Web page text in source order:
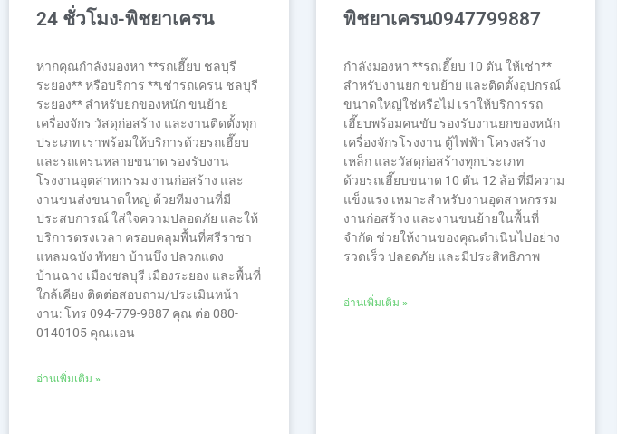
24 ชั่วโมง-พิชยาเครน
หากคุณกำลังมองหา **รถเฮี๊ยบ ชลบุรี
ระยอง** หรือบริการ **เช่ารถเครน ชลบุรี
ระยอง** สำหรับยกของหนัก ขนย้าย
เครื่องจักร วัสดุก่อสร้าง และงานติดตั้งทุก
ประเภท เราพร้อมให้บริการด้วยรถเฮี๊ยบ
และรถเครนหลายขนาด รองรับงาน
โรงงานอุตสาหกรรม งานก่อสร้าง และ
งานขนส่งขนาดใหญ่ ด้วยทีมงานที่มี
ประสบการณ์ ใส่ใจความปลอดภัย และให้
บริการตรงเวลา ครอบคลุมพื้นที่ศรีราชา
แหลมฉบัง พัทยา บ้านบึง ปลวกแดง
บ้านฉาง เมืองชลบุรี เมืองระยอง และพื้นที่
ใกล้เคียง ติดต่อสอบถาม/ประเมินหน้า
งาน: โทร 094-779-9887 คุณ ต่อ 080-
0140105 คุณเเอน
อ่านเพิ่มเติม »
พิชยาเครน0947799887
กำลังมองหา **รถเฮี๊ยบ 10 ตัน ให้เช่า**
สำหรับงานยก ขนย้าย และติดตั้งอุปกรณ์
ขนาดใหญ่ใช่หรือไม่ เราให้บริการรถ
เฮี๊ยบพร้อมคนขับ รองรับงานยกของหนัก
เครื่องจักรโรงงาน ตู้ไฟฟ้า โครงสร้าง
เหล็ก และวัสดุก่อสร้างทุกประเภท
ด้วยรถเฮี๊ยบขนาด 10 ตัน 12 ล้อ ที่มีความ
แข็งแรง เหมาะสำหรับงานอุตสาหกรรม
งานก่อสร้าง และงานขนย้ายในพื้นที่
จำกัด ช่วยให้งานของคุณดำเนินไปอย่าง
รวดเร็ว ปลอดภัย และมีประสิทธิภาพ
อ่านเพิ่มเติม »